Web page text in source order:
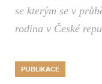
se kterým se v
rodina v České
PUBLIKACE